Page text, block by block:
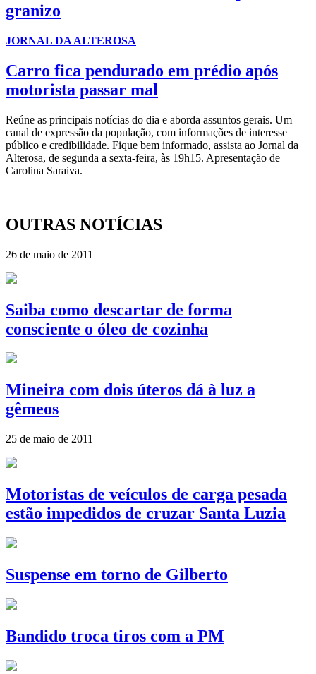
granizo
JORNAL DA ALTEROSA
Carro fica pendurado em prédio após
motorista passar mal
Reúne as principais notícias do dia e aborda assuntos gerais. Um
canal de expressão da população, com informações de interesse
público e credibilidade. Fique bem informado, assista ao Jornal da
Alterosa, de segunda a sexta-feira, às 19h15. Apresentação de
Carolina Saraiva.
OUTRAS NOTÍCIAS
26 de maio de 2011
Saiba como descartar de forma
consciente o óleo de cozinha
Mineira com dois úteros dá à luz a
gêmeos
25 de maio de 2011
Motoristas de veículos de carga pesada
estão impedidos de cruzar Santa Luzia
Suspense em torno de Gilberto
Bandido troca tiros com a PM